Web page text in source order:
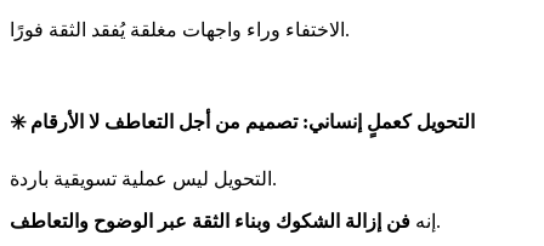
الاختفاء وراء واجهات مغلقة يُفقد الثقة فورًا.
✳️ التحويل كعملٍ إنساني: تصميم من أجل التعاطف لا الأرقام
التحويل ليس عملية تسويقية باردة.
إنه فن إزالة الشكوك وبناء الثقة عبر الوضوح والتعاطف .